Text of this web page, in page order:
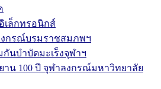
เล็กทรอนิกส์
กรณ์บรมราชสมภพฯ
นบำบัดมะเร็งจุฬาฯ
าน 100 ปี จุฬาลงกรณ์มหาวิทยาลัย